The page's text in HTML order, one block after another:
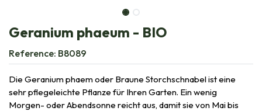
Geranium phaeum - BIO
Reference: B8089
Die Geranium phaem oder Braune Storchschnabel ist eine
sehr pflegeleichte Pflanze für Ihren Garten. Ein wenig
Morgen- oder Abendsonne reicht aus, damit sie von Mai bis